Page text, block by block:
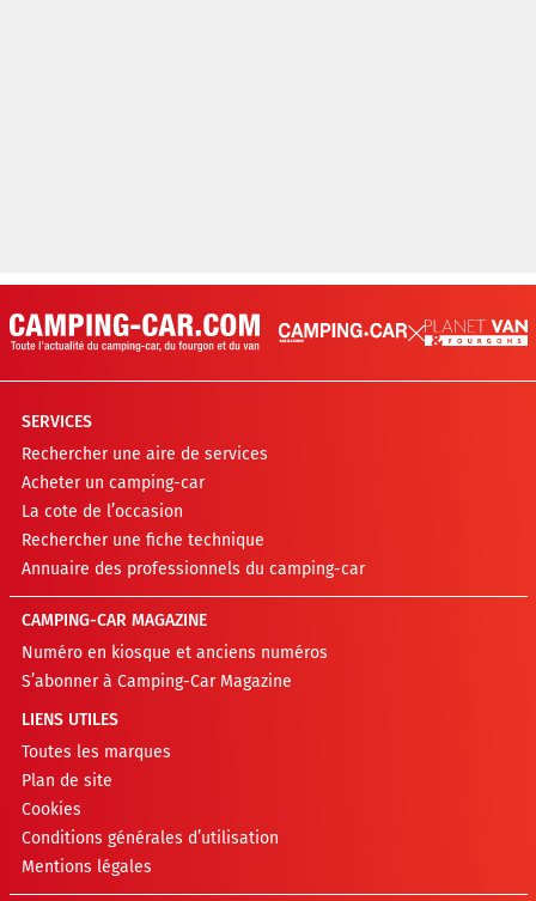
SERVICES
Rechercher une aire de services
Acheter un camping-car
La cote de l’occasion
Rechercher une fiche technique
Annuaire des professionnels du camping-car
CAMPING-CAR MAGAZINE
Numéro en kiosque et anciens numéros
S’abonner à Camping-Car Magazine
LIENS UTILES
Toutes les marques
Plan de site
Cookies
Conditions générales d’utilisation
Mentions légales